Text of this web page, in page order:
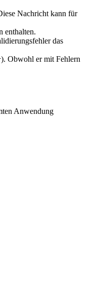
Nachricht kann für
enthalten.
das
). Obwohl er mit Fehlern
Anwendung